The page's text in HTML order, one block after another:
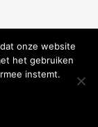
onze website
het gebruiken
instemt.